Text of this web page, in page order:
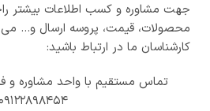
جهت مشاوره و کسب اطلاعات
محصولات، قیمت، پروسه ارسال و… می
کارشناسان ما در ارتباط باشید: